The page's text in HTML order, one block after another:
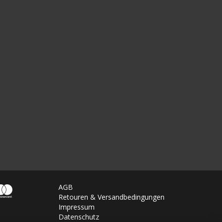
AGB
Retouren & Versandbedingungen
Impressum
Datenschutz